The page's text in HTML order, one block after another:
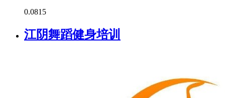
0.0815
江阴舞蹈健身培训